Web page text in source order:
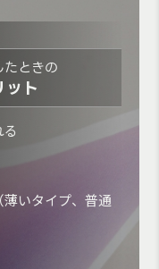
たときの
ット
いタイプ、普通